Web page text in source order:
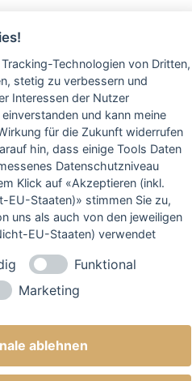
Technologien von Dritten,
stetig zu verbessern und
Interessen der Nutzer
und kann meine
für die Zukunft widerrufen
hin, dass einige Tools Daten
Datenschutzniveau
Klick auf «Akzeptieren (inkl.
EU-Staaten)» stimmen Sie zu,
uns als auch von den jeweiligen
EU-Staaten) verwendet
ändern.
Funktional
Marketing
ablehnen